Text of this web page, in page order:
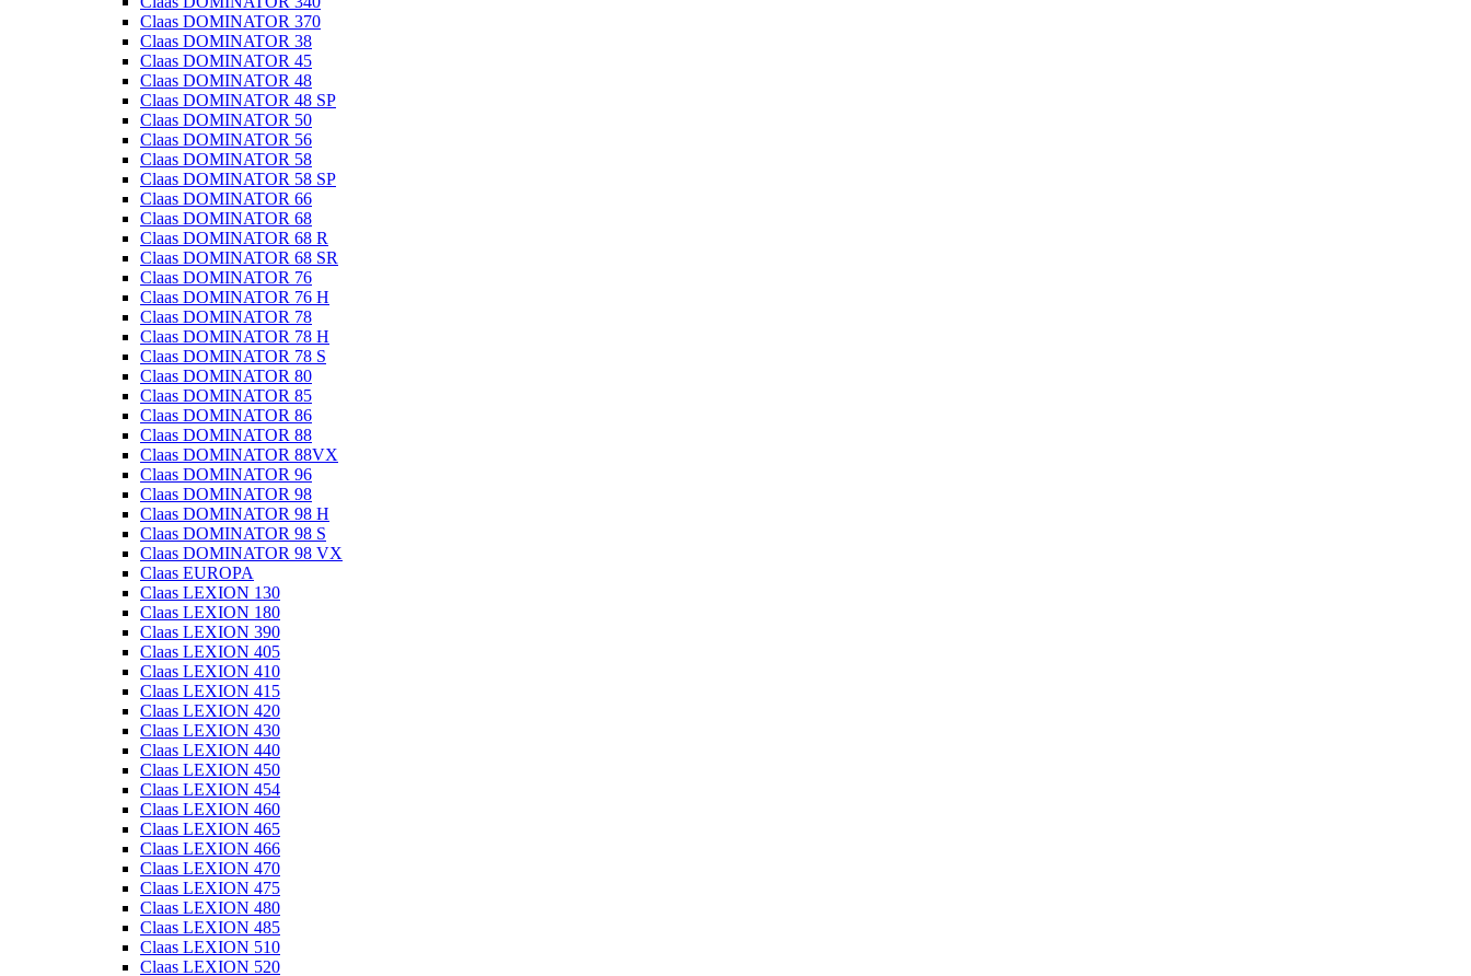
Claas DOMINATOR 370
Claas DOMINATOR 38
Claas DOMINATOR 45
Claas DOMINATOR 48
Claas DOMINATOR 48 SP
Claas DOMINATOR 50
Claas DOMINATOR 56
Claas DOMINATOR 58
Claas DOMINATOR 58 SP
Claas DOMINATOR 66
Claas DOMINATOR 68
Claas DOMINATOR 68 R
Claas DOMINATOR 68 SR
Claas DOMINATOR 76
Claas DOMINATOR 76 H
Claas DOMINATOR 78
Claas DOMINATOR 78 H
Claas DOMINATOR 78 S
Claas DOMINATOR 80
Claas DOMINATOR 85
Claas DOMINATOR 86
Claas DOMINATOR 88
Claas DOMINATOR 88VX
Claas DOMINATOR 96
Claas DOMINATOR 98
Claas DOMINATOR 98 H
Claas DOMINATOR 98 S
Claas DOMINATOR 98 VX
Claas EUROPA
Claas LEXION 130
Claas LEXION 180
Claas LEXION 390
Claas LEXION 405
Claas LEXION 410
Claas LEXION 415
Claas LEXION 420
Claas LEXION 430
Claas LEXION 440
Claas LEXION 450
Claas LEXION 454
Claas LEXION 460
Claas LEXION 465
Claas LEXION 466
Claas LEXION 470
Claas LEXION 475
Claas LEXION 480
Claas LEXION 485
Claas LEXION 510
Claas LEXION 520